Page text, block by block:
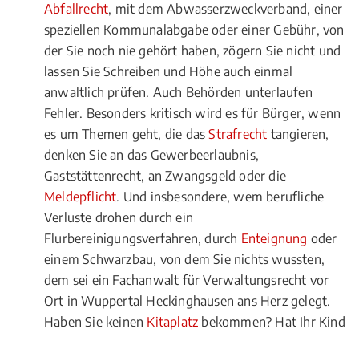
Abfallrecht, mit dem Abwasserzweckverband, einer
speziellen Kommunalabgabe oder einer Gebühr, von
der Sie noch nie gehört haben, zögern Sie nicht und
lassen Sie Schreiben und Höhe auch einmal
anwaltlich prüfen. Auch Behörden unterlaufen
Fehler. Besonders kritisch wird es für Bürger, wenn
es um Themen geht, die dasStrafrecht tangieren,
denken Sie an das Gewerbeerlaubnis,
Gaststättenrecht, an Zwangsgeld oder die
Meldepflicht. Und insbesondere, wem berufliche
Verluste drohen durch ein
Flurbereinigungsverfahren, durch Enteignung oder
einem Schwarzbau, von dem Sie nichts wussten,
dem sei ein Fachanwalt für Verwaltungsrecht vor
Ort in Wuppertal Heckinghausen ans Herz gelegt.
Haben Sie keinen Kitaplatz bekommen? Hat Ihr Kind